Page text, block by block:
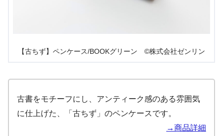
【古ちず】ペンケース/BOOKグリーン ©株式会社ゼンリン
古書をモチーフにし、アンティーク感のある雰囲気
に仕上げた、「古ちず」のペンケースです。
→商品詳細